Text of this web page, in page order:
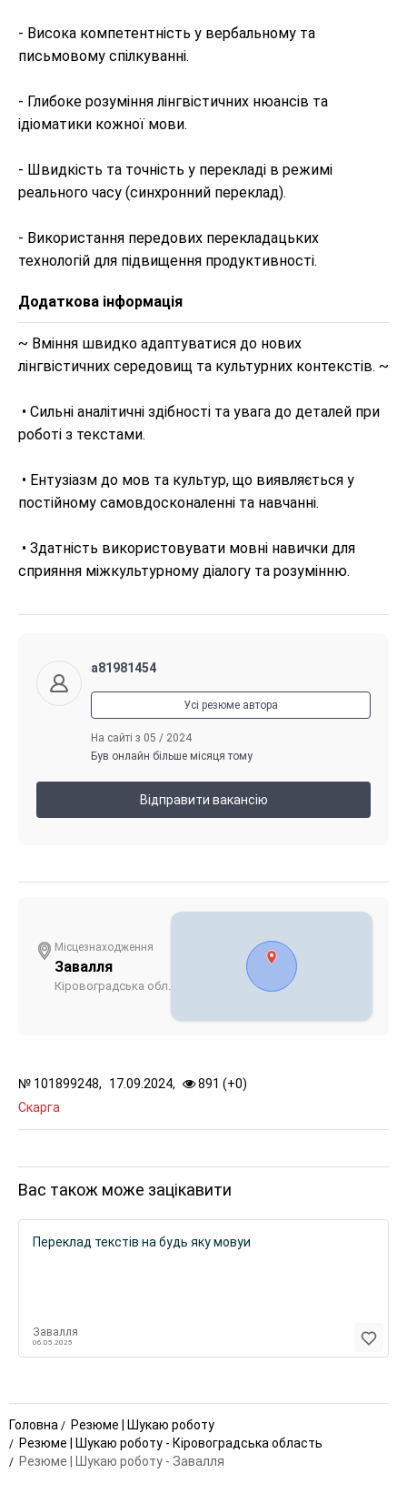
- Висока компетентність у вербальному та
письмовому спілкуванні.
- Глибоке розуміння лінгвістичних нюансів та
ідіоматики кожної мови.
- Швидкість та точність у перекладі в режимі
реального часу (синхронний переклад).
- Використання передових перекладацьких
технологій для підвищення продуктивності.
Додаткова інформація
~ Вміння швидко адаптуватися до нових
лінгвістичних середовищ та культурних контекстів. ~
роботі з текстами.
постійному самовдосконаленні та навчанні.
сприяння міжкультурному діалогу та розумінню.
№ 101899248, 17.09.2024, 891 (+0)
Скарга
a81981454
Усі резюме автора
На сайті з 05 / 2024
Був онлайн більше місяця тому
Відправити вакансію
Місцезнаходження
Завалля
Кіровоградська обл.
Вас також може зацікавити
Переклад текстів на будь яку мовуи
Завалля
06.05.2025
Головна
Резюме | Шукаю роботу
Резюме | Шукаю роботу - Кіровоградська область
Резюме | Шукаю роботу - Завалля